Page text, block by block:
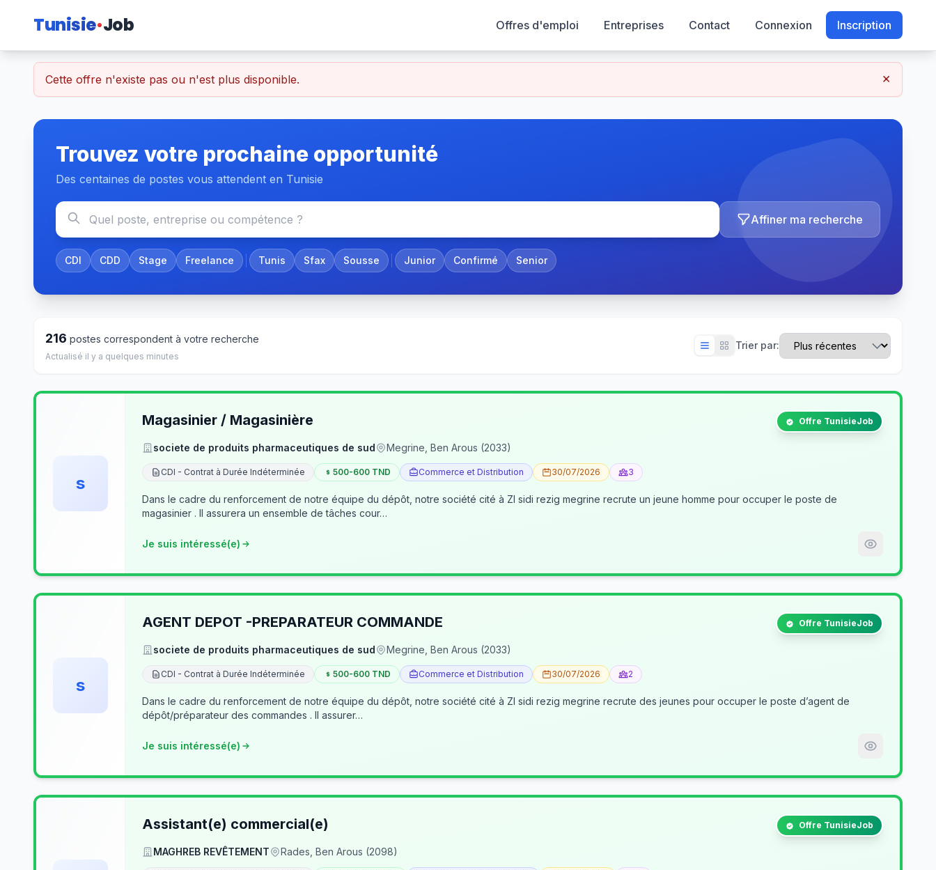
Tunisie Job Offres d'emploi Entreprises Contact Connexion Inscription
Cette offre n'existe pas ou n'est plus disponible. ×
Trouvez votre prochaine opportunité
Des centaines de postes vous attendent en Tunisie
Affiner ma recherche
CDI CDD Stage Freelance Tunis Sfax Sousse Junior Confirmé Senior
216 postes correspondent à votre recherche
Actualisé il y a quelques minutes
Trier par:
s
Magasinier / Magasinière Offre TunisieJob
societe de produits pharmaceutiques de sud Megrine, Ben Arous (2033)
CDI - Contrat à Durée Indéterminée 500-600 TND Commerce et Distribution 30/07/2026 3
Dans le cadre du renforcement de notre équipe du dépôt, notre société cité à ZI sidi rezig megrine recrute un jeune homme pour occuper le poste de
magasinier . Il assurera un ensemble de tâches cour…
Je suis intéressé(e)
s
AGENT DEPOT -PREPARATEUR COMMANDE Offre TunisieJob
societe de produits pharmaceutiques de sud Megrine, Ben Arous (2033)
CDI - Contrat à Durée Indéterminée 500-600 TND Commerce et Distribution 30/07/2026 2
Dans le cadre du renforcement de notre équipe du dépôt, notre société cité à ZI sidi rezig megrine recrute des jeunes pour occuper le poste d’agent de
dépôt/préparateur des commandes . Il assurer…
Je suis intéressé(e)
Assistant(e) commercial(e) Offre TunisieJob
MAGHREB REVÊTEMENT Rades, Ben Arous (2098)